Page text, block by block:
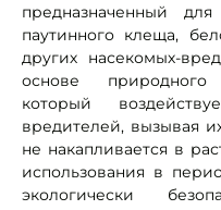
предназначенный
паутинного клеща,
других насекомых-
основе
который
вредителей, вызывая
не накапливается в
использования в
экологически